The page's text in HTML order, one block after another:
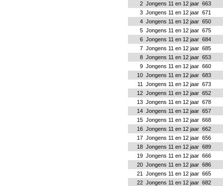
2 Jongens 11 en 12 jaar 663
3 Jongens 11 en 12 jaar 671
4 Jongens 11 en 12 jaar 650
5 Jongens 11 en 12 jaar 675
6 Jongens 11 en 12 jaar 684
7 Jongens 11 en 12 jaar 685
8 Jongens 11 en 12 jaar 653
9 Jongens 11 en 12 jaar 660
10 Jongens 11 en 12 jaar 683
11
Jongens 11 en 12 jaar 673
12 Jongens 11 en 12 jaar 652
13 Jongens 11 en 12 jaar 678
14 Jongens 11 en 12 jaar 657
15 Jongens 11 en 12 jaar 668
16 Jongens 11 en 12 jaar 662
17 Jongens 11 en 12 jaar 656
18 Jongens 11 en 12 jaar 689
19 Jongens 11 en 12 jaar 666
20 Jongens 11 en 12 jaar 686
21
Jongens 11 en 12 jaar 665
22 Jongens 11 en 12 jaar 682